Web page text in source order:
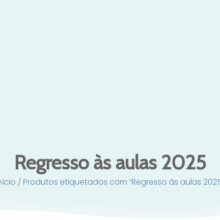
Regresso às aulas 2025
/ Produtos etiquetados com “Regresso às aulas